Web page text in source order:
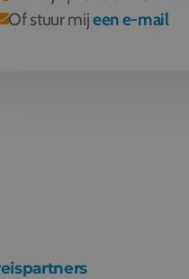
Of stuur mijeen e-mail